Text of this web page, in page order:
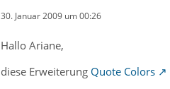
30. Januar 2009 um 00:26
Hallo Ariane,
diese Erweiterung Quote Colors